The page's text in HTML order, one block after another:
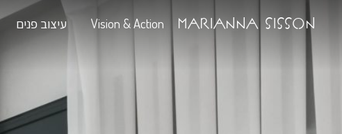
Vision & Action עיצוב פנים Art Your Space